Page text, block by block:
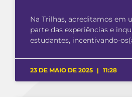
Na Trilhas, acreditamos em
parte das experiências e
estudantes, incentivando-
23 DE MAIO DE 2025 11:28